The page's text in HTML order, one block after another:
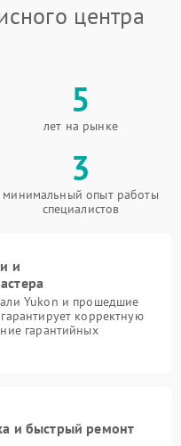
центра
5
лет на рынке
3
минимальный опыт работы
специалистов
и
Yukon и прошедшие
корректную
гарантийных
и быстрый ремонт